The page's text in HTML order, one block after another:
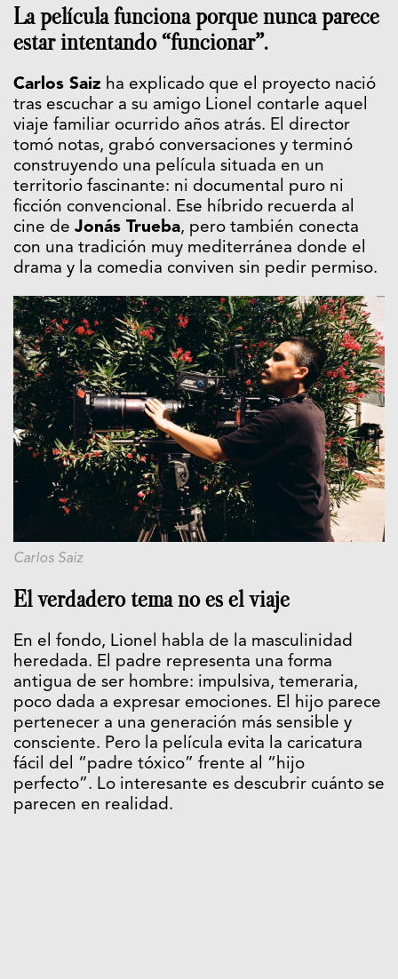
La película funciona porque nunca parece
estar intentando “funcionar”.
Carlos Saiz ha explicado que el proyecto nació
tras escuchar a su amigo Lionel contarle aquel
viaje familiar ocurrido años atrás. El director
tomó notas, grabó conversaciones y terminó
construyendo una película situada en un
territorio fascinante: ni documental puro ni
ficción convencional. Ese híbrido recuerda al
cine de Jonás Trueba, pero también conecta
con una tradición muy mediterránea donde el
drama y la comedia conviven sin pedir permiso.
Carlos Saiz
El verdadero tema no es el viaje
En el fondo, Lionel habla de la masculinidad
heredada. El padre representa una forma
antigua de ser hombre: impulsiva, temeraria,
poco dada a expresar emociones. El hijo parece
pertenecer a una generación más sensible y
consciente. Pero la película evita la caricatura
fácil del “padre tóxico” frente al “hijo
perfecto”. Lo interesante es descubrir cuánto se
parecen en realidad.